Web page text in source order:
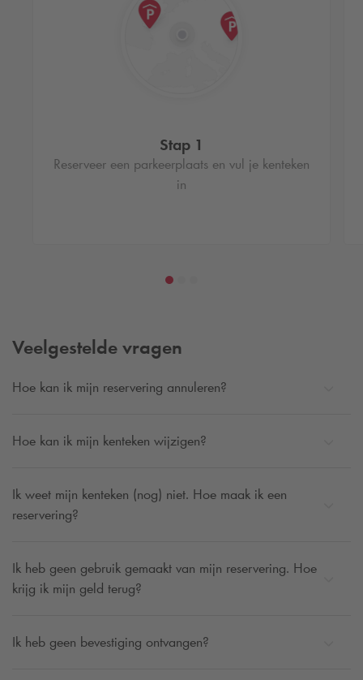
Stap 1
Reserveer een parkeerplaats en vul je kenteken
in
Veelgestelde vragen
Hoe kan ik mijn reservering annuleren?
Hoe kan ik mijn kenteken wijzigen?
Ik weet mijn kenteken (nog) niet. Hoe maak ik een
reservering?
Ik heb geen gebruik gemaakt van mijn reservering. Hoe
krijg ik mijn geld terug?
Ik heb geen bevestiging ontvangen?